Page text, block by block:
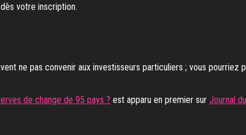
votre inscription.
ne pas convenir aux investisseurs particuliers ; vous pourriez
de change de 95 pays ? est apparu en premier sur Journal